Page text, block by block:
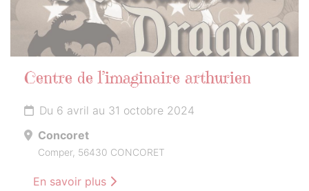
Centre de l’imaginaire arthurien
Du 6 avril au 31 octobre 2024
Concoret
Comper, 56430 CONCORET
En savoir plus